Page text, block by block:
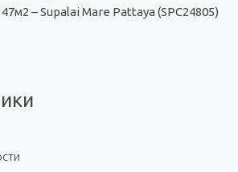
– Supalai Mare Pattaya (SPC24805)